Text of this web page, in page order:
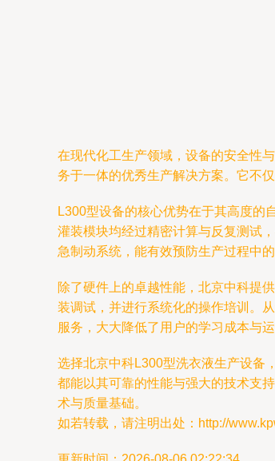
在现代化工生产领域，设备的安全性
务于一体的优秀生产解决方案。它不
L300型设备的核心优势在于其高度的
灌装模块均经过精密计算与反复测试
急制动系统，能有效预防生产过程中
除了硬件上的卓越性能，北京中科提
装调试，并进行系统化的操作培训。
服务，大大降低了用户的学习成本与
选择北京中科L300型洗衣液生产设备
都能以其可靠的性能与强大的技术支
术与质量基础。
如若转载，请注明出处：http://